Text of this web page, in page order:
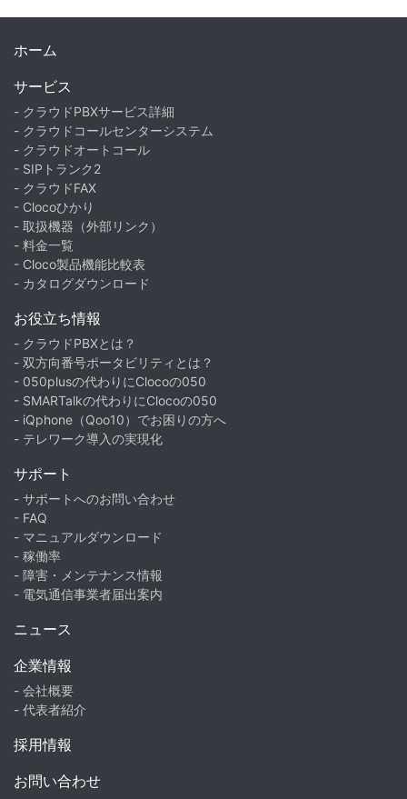
ホーム
サービス
- クラウドPBXサービス詳細
- クラウドコールセンターシステム
- クラウドオートコール
- SIPトランク2
- クラウドFAX
- Clocoひかり
- 取扱機器（外部リンク）
- 料金一覧
- Cloco製品機能比較表
- カタログダウンロード
お役立ち情報
- クラウドPBXとは？
- 双方向番号ポータビリティとは？
- 050plusの代わりにClocoの050
- SMARTalkの代わりにClocoの050
- iQphone（Qoo10）でお困りの方へ
- テレワーク導入の実現化
サポート
- サポートへのお問い合わせ
- FAQ
- マニュアルダウンロード
- 稼働率
- 障害・メンテナンス情報
- 電気通信事業者届出案内
ニュース
企業情報
- 会社概要
- 代表者紹介
採用情報
お問い合わせ